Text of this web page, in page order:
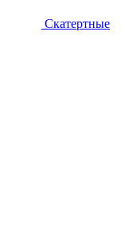
Скатертные